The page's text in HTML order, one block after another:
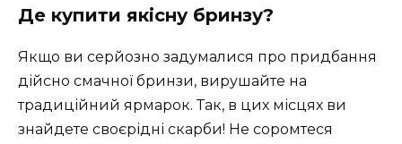
Де купити якісну бринзу?
Якщо ви серйозно задумалися про придбання
дійсно смачної бринзи, вирушайте на
традиційний ярмарок. Так, в цих місцях ви
знайдете своєрідні скарби! Не соромтеся